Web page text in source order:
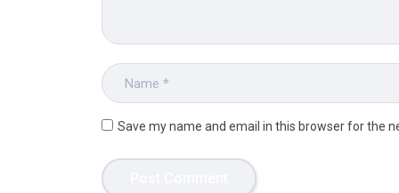
Save my name and email in this browser for the